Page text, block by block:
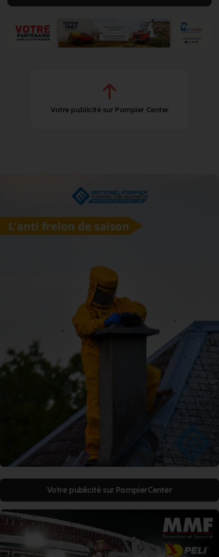
Votre publicité sur Pompier Center
Votre publicité sur PompierCenter